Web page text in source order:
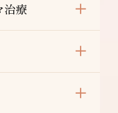
・頭痛・蕁麻
・冷や汗・胸痛・
凸になる・効果に
覚の麻痺・鈍さ、
を生じることがあ
治療